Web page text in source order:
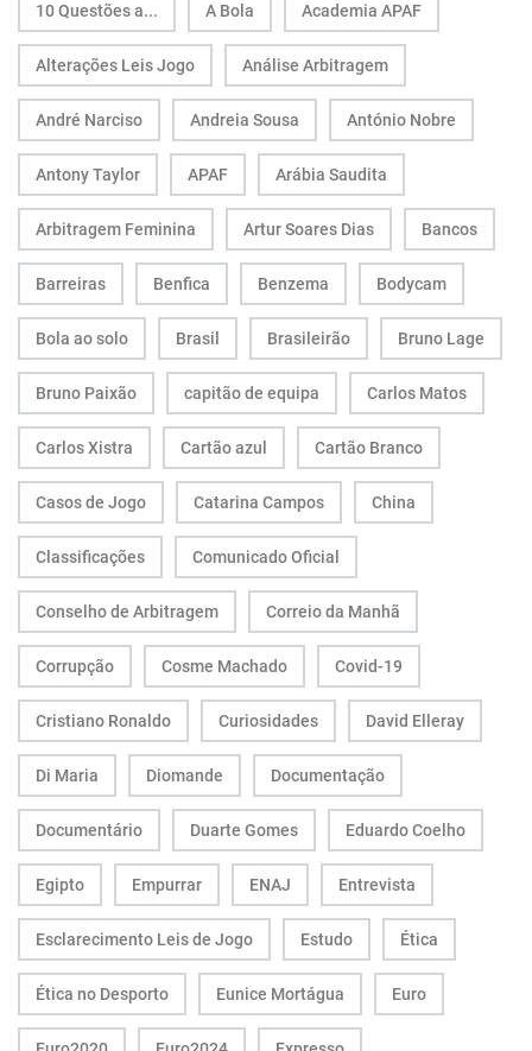
10 Questões a... A Bola Academia APAF
Alterações Leis Jogo Análise Arbitragem
André Narciso Andreia Sousa António Nobre
Antony Taylor APAF Arábia Saudita
Arbitragem Feminina Artur Soares Dias Bancos
Barreiras Benfica Benzema Bodycam
Bola ao solo Brasil Brasileirão Bruno Lage
Bruno Paixão capitão de equipa Carlos Matos
Carlos Xistra Cartão azul Cartão Branco
Casos de Jogo Catarina Campos China
Classificações Comunicado Oficial
Conselho de Arbitragem Correio da Manhã
Corrupção Cosme Machado Covid-19
Cristiano Ronaldo Curiosidades David Elleray
Di Maria Diomande Documentação
Documentário Duarte Gomes Eduardo Coelho
Egipto Empurrar ENAJ Entrevista
Esclarecimento Leis de Jogo Estudo Ética
Ética no Desporto Eunice Mortágua Euro